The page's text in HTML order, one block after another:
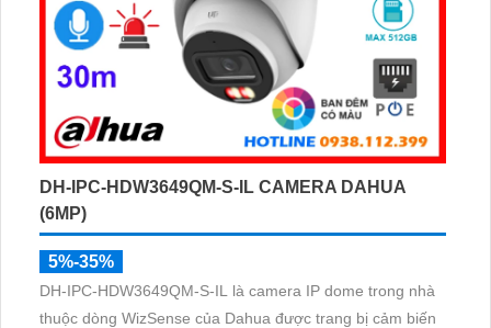
DH-IPC-HDW3649QM-S-IL CAMERA DAHUA
(6MP)
5%-35%
DH-IPC-HDW3649QM-S-IL là camera IP dome trong nhà
thuộc dòng WizSense của Dahua được trang bị cảm biến